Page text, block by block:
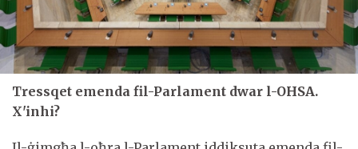
Tressqet emenda fil-Parlament dwar l-OHSA.
X'inhi?